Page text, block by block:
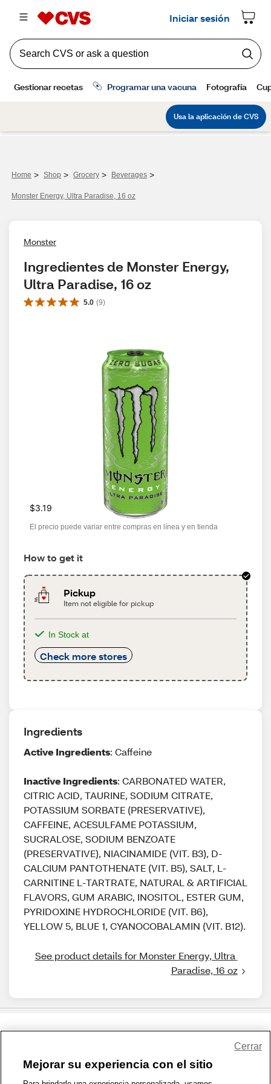
Home > Shop > Grocery > Beverages >
Monster Energy, Ultra Paradise, 16 oz
Monster
Ingredientes de Monster Energy,
Ultra Paradise, 16 oz
5.0 (9)
$3.19
El precio puede variar entre compras en línea y en tienda
How to get it
Pickup
Item not eligible for pickup
In Stock at
Check more stores
Ingredients
Active Ingredients: Caffeine
Inactive Ingredients: CARBONATED WATER,
CITRIC ACID, TAURINE, SODIUM CITRATE,
POTASSIUM SORBATE (PRESERVATIVE),
CAFFEINE, ACESULFAME POTASSIUM,
SUCRALOSE, SODIUM BENZOATE
(PRESERVATIVE), NIACINAMIDE (VIT. B3), D-
CALCIUM PANTOTHENATE (VIT. B5), SALT, L-
CARNITINE L-TARTRATE, NATURAL & ARTIFICIAL
FLAVORS, GUM ARABIC, INOSITOL, ESTER GUM,
PYRIDOXINE HYDROCHLORIDE (VIT. B6),
YELLOW 5, BLUE 1, CYANOCOBALAMIN (VIT. B12).
See product details for Monster Energy, Ultra
Paradise, 16 oz
1-800-679-9691 | Contáctenos | Términos de Uso | Accesibilidad
Mejorar su experiencia con el sitio
Cerrar